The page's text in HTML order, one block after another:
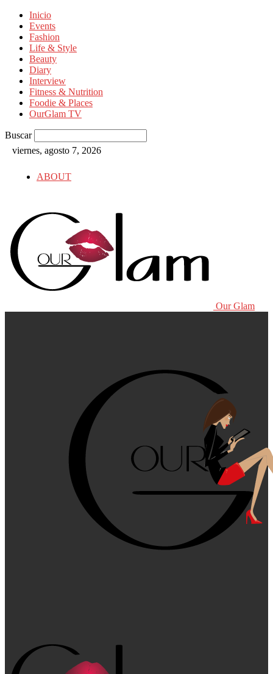
Inicio
Events
Fashion
Life & Style
Beauty
Diary
Interview
Fitness & Nutrition
Foodie & Places
OurGlam TV
Buscar
viernes, agosto 7, 2026
ABOUT
Our Glam